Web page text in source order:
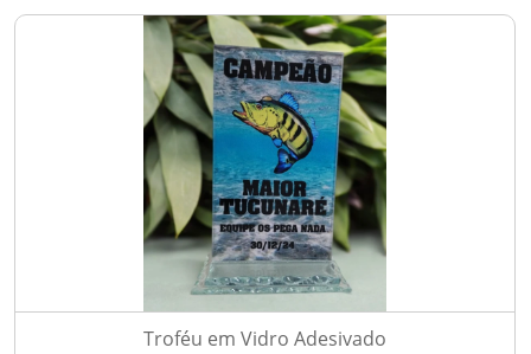
Troféu em Vidro Adesivado